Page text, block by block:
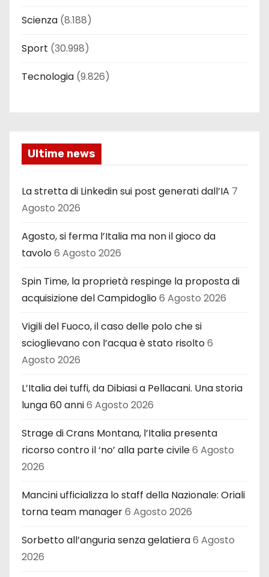
Scienza (8.188)
Sport (30.998)
Tecnologia (9.826)
Ultime news
La stretta di Linkedin sui post generati dall’IA 7
Agosto 2026
Agosto, si ferma l’Italia ma non il gioco da
tavolo6 Agosto 2026
Spin Time, la proprietà respinge la proposta di
acquisizione del Campidoglio6 Agosto 2026
Vigili del Fuoco, il caso delle polo che si
scioglievano con l’acqua è stato risolto6
Agosto 2026
L’Italia dei tuffi, da Dibiasi a Pellacani. Una storia
lunga 60 anni6 Agosto 2026
Strage di Crans Montana, l’Italia presenta
ricorso contro il ‘no’ alla parte civile6 Agosto
2026
Mancini ufficializza lo staff della Nazionale: Oriali
torna team manager6 Agosto 2026
Sorbetto all’anguria senza gelatiera6 Agosto
2026